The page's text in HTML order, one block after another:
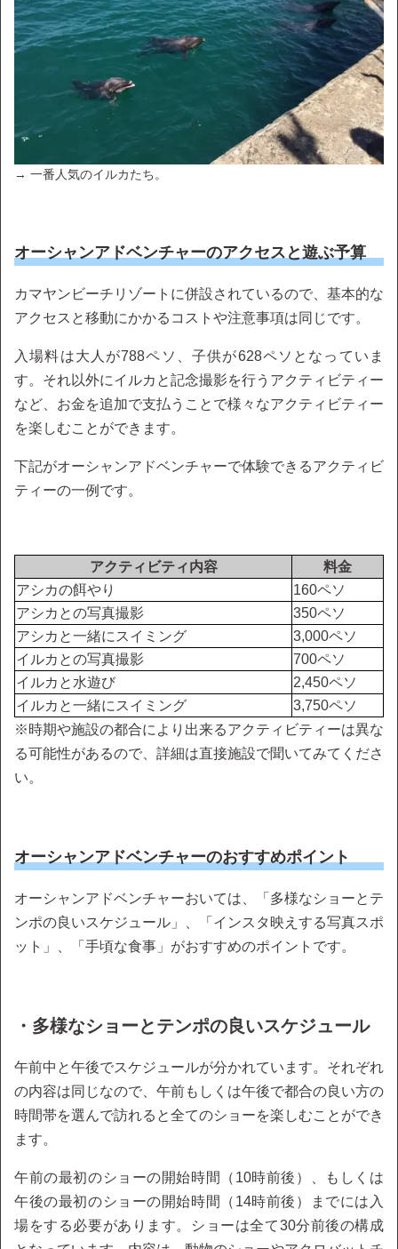
→ 一番人気のイルカたち。
オーシャンアドベンチャーのアクセスと遊ぶ予算
カマヤンビーチリゾートに併設されているので、基本的な
アクセスと移動にかかるコストや注意事項は同じです。
入場料は大人が788ペソ、子供が628ペソとなっていま
す。それ以外にイルカと記念撮影を行うアクティビティー
など、お金を追加で支払うことで様々なアクティビティー
を楽しむことができます。
下記がオーシャンアドベンチャーで体験できるアクティビ
ティーの一例です。
アクティビティ内容
料金
アシカの餌やり
160ペソ
アシカとの写真撮影
350ペソ
アシカと一緒にスイミング
3,000ペソ
イルカとの写真撮影
700ペソ
イルカと水遊び
2,450ペソ
イルカと一緒にスイミング
3,750ペソ
※時期や施設の都合により出来るアクティビティーは異な
る可能性があるので、詳細は直接施設で聞いてみてくださ
い。
オーシャンアドベンチャーのおすすめポイント
オーシャンアドベンチャーおいては、「多様なショーとテ
ンポの良いスケジュール」、「インスタ映えする写真スポ
ット」、「手頃な食事」がおすすめのポイントです。
・多様なショーとテンポの良いスケジュール
午前中と午後でスケジュールが分かれています。それぞれ
の内容は同じなので、午前もしくは午後で都合の良い方の
時間帯を選んで訪れると全てのショーを楽しむことができ
ます。
午前の最初のショーの開始時間（10時前後）、もしくは
午後の最初のショーの開始時間（14時前後）までには入
場をする必要があります。ショーは全て30分前後の構成